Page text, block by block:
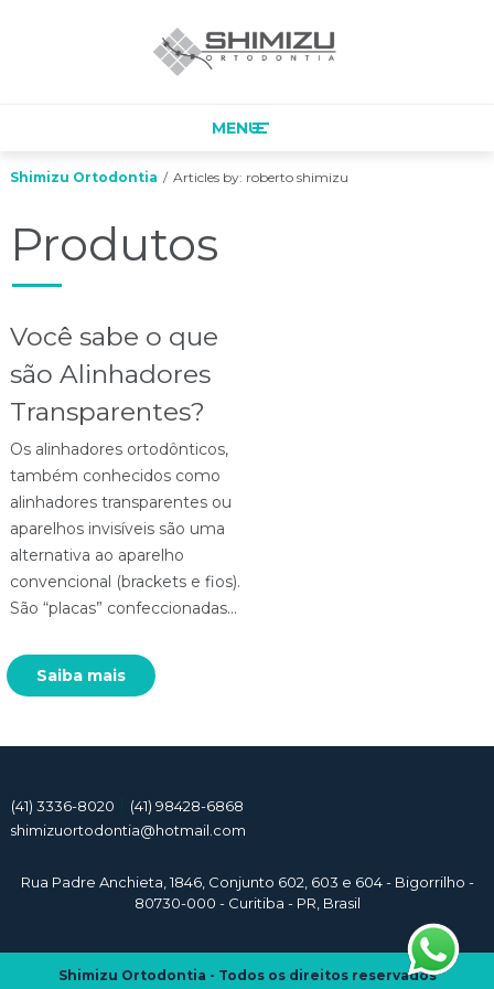
MENU
Shimizu Ortodontia / Articles by: roberto shimizu
Produtos
Você sabe o que
são Alinhadores
Transparentes?
Os alinhadores ortodônticos,
também conhecidos como
alinhadores transparentes ou
aparelhos invisíveis são uma
alternativa ao aparelho
convencional (brackets e fios).
São “placas” confeccionadas...
Saiba mais
(41) 3336-8020
(41) 98428-6868
shimizuortodontia@hotmail.com
Rua Padre Anchieta, 1846, Conjunto 602, 603 e 604 - Bigorrilho -
80730-000 - Curitiba - PR, Brasil
Shimizu Ortodontia - Todos os direitos reservados